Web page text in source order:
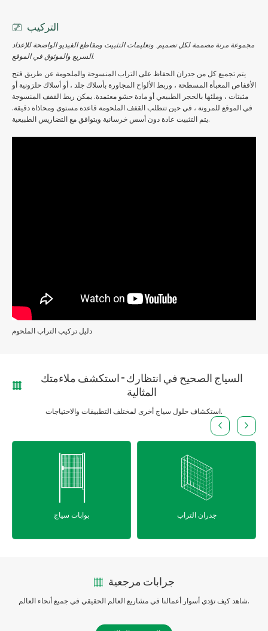
التركيب
مجموعة مرنة مصممة لكل تصميم. وتعليمات التثبيت ومقاطع الفيديو الواضحة للإعداد
السريع والموثوق في الموقع.
يتم تجميع كل من جدران الحفاظ على التراب المنسوجة والملحومة عن طريق فتح
الأقفاص المعبأة المسطحة ، وربط الألواح المجاورة بأسلاك جلد ، أو أسلاك حلزونية أو
مثبتات ، وملئها بالحجر الطبيعي أو مادة حشو معتمدة. يمكن ربط القفف المنسوجة
في الموقع للمرونة ، في حين تتطلب القفف الملحومة قاعدة مستوى ومحاذاة دقيقة.
يتم التثبيت عادة دون أسس خرسانية ويتوافق مع التضاريس الطبيعية.
دليل تركيب التراب الملحوم
السياج الصحيح في انتظارك – استكشف ملاءمتك
المثالية
استكشاف حلول سياج أخرى لمختلف التطبيقات والاحتياجات.
جدران التراب أسوار أنبوبية فولاذية
جرابات مرجعية
شاهد كيف تؤدي أسوار أعمالنا في مشاريع العالم الحقيقي في جميع أنحاء العالم.